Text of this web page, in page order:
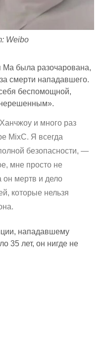
Weibo
Ма была разочарована,
смерти нападавшего.
беспомощной,
нерешенным».
и много раз
MixC. Я всегда
безопасности, —
мне просто не
он мертв и дело
которые нельзя
нападавшему
35 лет, он нигде не